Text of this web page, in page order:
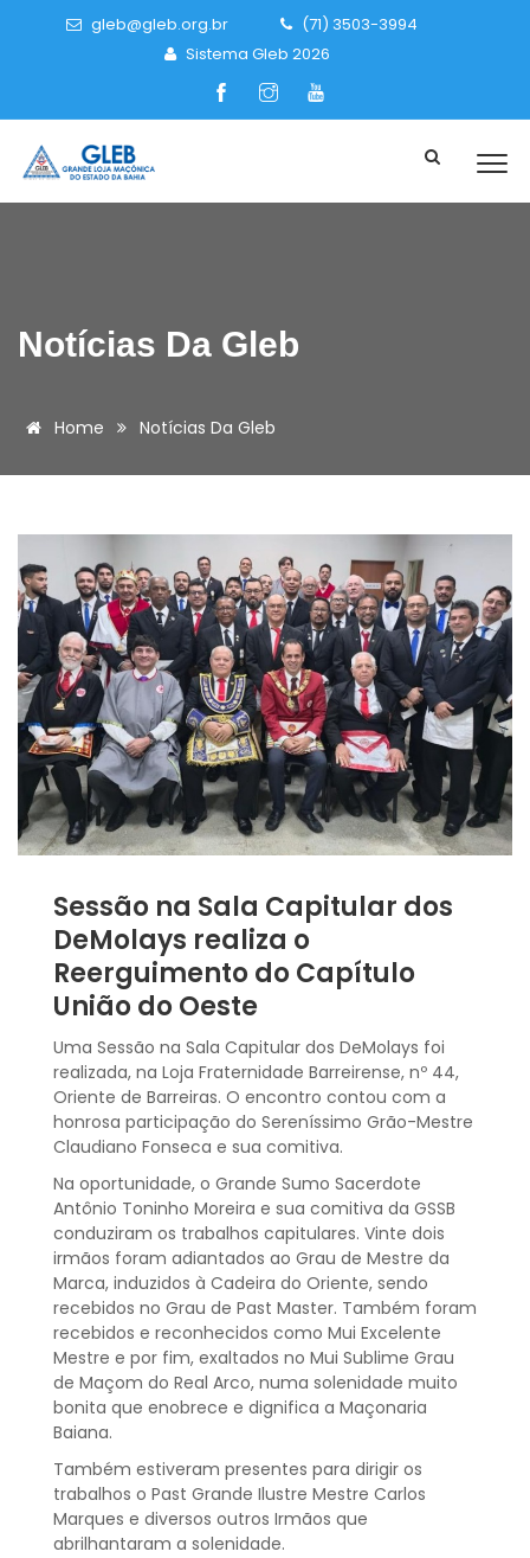
gleb@gleb.org.br
(71) 3503-3994
Sistema Gleb 2026
Notícias Da Gleb
Home Notícias Da Gleb
Sessão na Sala Capitular dos
DeMolays realiza o
Reerguimento do Capítulo
União do Oeste
Uma Sessão na Sala Capitular dos DeMolays foi
realizada, na Loja Fraternidade Barreirense, nº 44,
Oriente de Barreiras. O encontro contou com a
honrosa participação do Sereníssimo Grão-Mestre
Claudiano Fonseca e sua comitiva.
Na oportunidade, o Grande Sumo Sacerdote
Antônio Toninho Moreira e sua comitiva da GSSB
conduziram os trabalhos capitulares. Vinte dois
irmãos foram adiantados ao Grau de Mestre da
Marca, induzidos à Cadeira do Oriente, sendo
recebidos no Grau de Past Master. Também foram
recebidos e reconhecidos como Mui Excelente
Mestre e por fim, exaltados no Mui Sublime Grau
de Maçom do Real Arco, numa solenidade muito
bonita que enobrece e dignifica a Maçonaria
Baiana.
Também estiveram presentes para dirigir os
trabalhos o Past Grande Ilustre Mestre Carlos
Marques e diversos outros Irmãos que
abrilhantaram a solenidade.